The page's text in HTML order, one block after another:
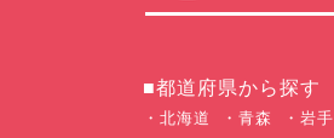
■都道府県から探す
北海道 青森 岩手